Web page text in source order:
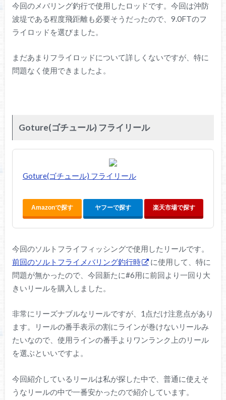
今回のメバリング釣行で使用したロッドです。今回は沖防
波堤である程度飛距離も必要そうだったので、9.0FTのフ
ライロッドを選びました。
まだあまりフライロッドについて詳しくないですが、特に
問題なく使用できましたよ。
Goture(ゴチュール) フライリール
Goture(ゴチュール) フライリール
Amazonで探す ヤフーで探す 楽天市場で探す
今回のソルトフライフィッシングで使用したリールです。
前回のソルトフライメバリング釣行時
に使用して、特に
問題が無かったので、今回新たに#6用に前回より一回り大
きいリールを購入しました。
非常にリーズナブルなリールですが、1点だけ注意点があり
ます。リールの番手表示の割にラインが巻けないリールみ
たいなので、使用ラインの番手よりワンランク上のリール
を選ぶといいですよ。
今回紹介しているリールは私が探した中で、普通に使えそ
うなリールの中で一番安かったので紹介しています。